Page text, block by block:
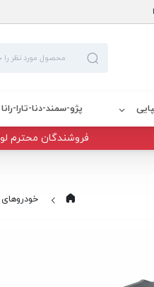
پژو-سمند-دنا-تارا-رانا
فروشندگان محترم